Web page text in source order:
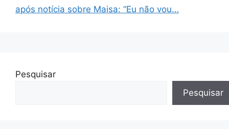
após notícia sobre Maisa: “Eu não vou…
Pesquisar
Pesquisar